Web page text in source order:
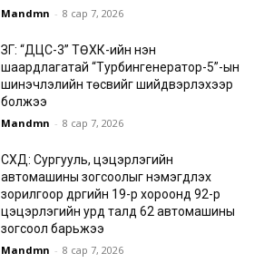
Mandmn - 8 сар 7, 2026
ЗГ: “ДЦС-3” ТӨХК-ийн нэн
шаардлагатай “Турбингенератор-5”-ын
шинэчлэлийн төсвийг шийдвэрлэхээр
болжээ
Mandmn - 8 сар 7, 2026
СХД: Сургууль, цэцэрлэгийн
автомашины зогсоолыг нэмэгдүүлэх
зорилгоор дүүргийн 19-р хороонд 92-р
цэцэрлэгийн урд талд 62 автомашины
зогсоол барьжээ
Mandmn - 8 сар 7, 2026